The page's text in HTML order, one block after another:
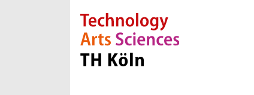
Direkt zur Hauptnavigation
Direkt zur Subnavigation
Direkt zum Inhalt
Direkt zum Fußbereich